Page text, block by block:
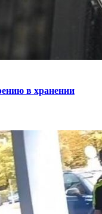
в хранении